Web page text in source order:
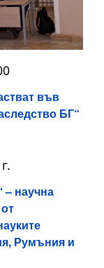
във
БГ“
– научна
Румъния и